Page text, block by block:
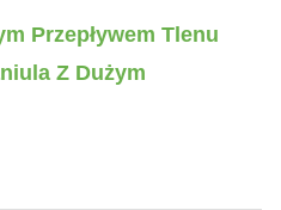
Przepływem Tlenu
Z Dużym